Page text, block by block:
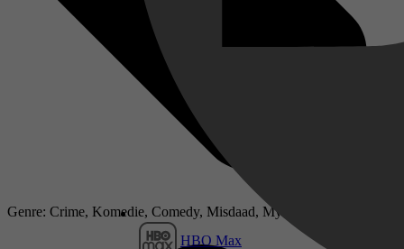
HBO Max
Genre: Crime, Komedie, Comedy, Misdaad, Mysterie, Mystery